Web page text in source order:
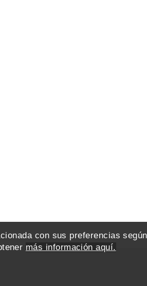
con sus preferencias
más información aquí.